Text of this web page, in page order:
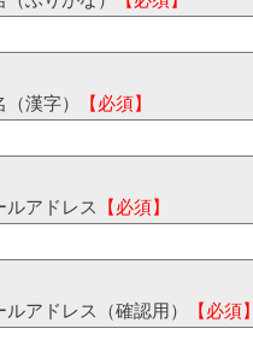
漢字） 【必須】
ルアドレス 【必須】
アドレス（確認用） 【必須